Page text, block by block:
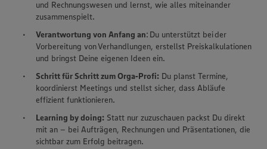
und Rechnungswesen und lernst, wie alles miteinander
zusammenspielt.
Verantwortung von Anfang an: Du unterstützt bei der
Vorbereitung von Verhandlungen, erstellst Preiskalkulationen
und bringst Deine eigenen Ideen ein.
Schritt für Schritt zum Orga‑Profi: Du planst Termine,
koordinierst Meetings und stellst sicher, dass Abläufe
effizient funktionieren.
Learning by doing: Statt nur zuzuschauen packst Du direkt
mit an – bei Aufträgen, Rechnungen und Präsentationen, die
sichtbar zum Erfolg beitragen.